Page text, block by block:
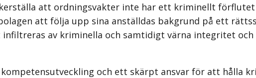
att ordningsvakter inte har ett kriminellt
att följa upp sina anställdas bakgrund på ett
av kriminella och samtidigt värna integritet
och ett skärpt ansvar för att hålla